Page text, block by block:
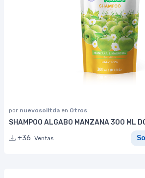
por nuevosolltda en Otros
SHAMPOO ALGABO MANZANA 300 ML
+36 Ventas